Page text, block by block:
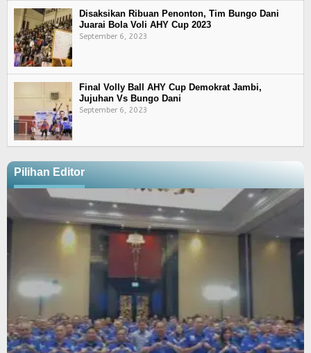
Disaksikan Ribuan Penonton, Tim Bungo Dani
Juarai Bola Voli AHY Cup 2023
September 6, 2023
Final Volly Ball AHY Cup Demokrat Jambi,
Jujuhan Vs Bungo Dani
September 6, 2023
Pilihan Editor